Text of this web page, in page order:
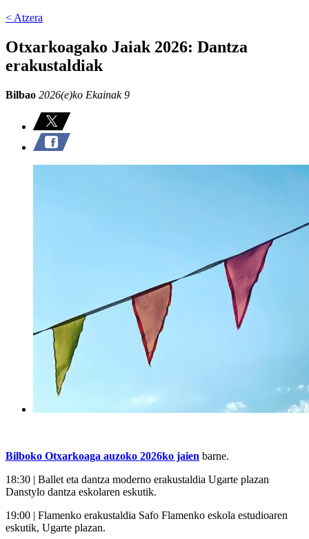
< Atzera
Otxarkoagako Jaiak 2026: Dantza
erakustaldiak
Bilbao 2026(e)ko Ekainak 9
Bilboko Otxarkoaga auzoko 2026ko jaien barne.
18:30 | Ballet eta dantza moderno erakustaldia Ugarte plazan
Danstylo dantza eskolaren eskutik.
19:00 | Flamenko erakustaldia Safo Flamenko eskola estudioaren
eskutik, Ugarte plazan.